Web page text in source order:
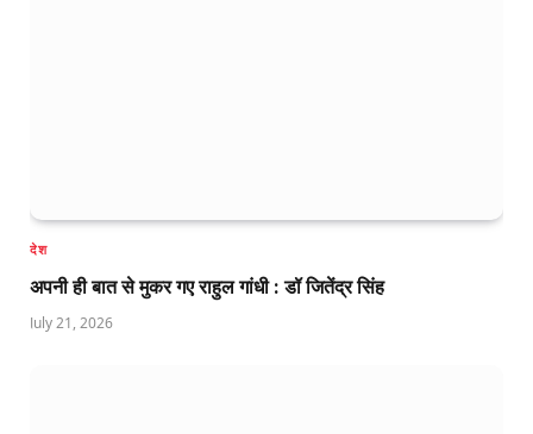
देश
अपनी ही बात से मुकर गए राहुल गांधी : डॉ जितेंद्र सिंह
July 21, 2026